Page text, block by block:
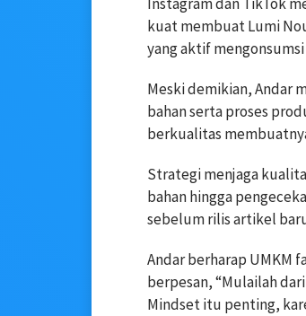
kuat membuat Lumi
yang aktif
Meski demikian, Andar
bahan serta proses
berkualitas
Strategi menjaga
bahan hingga
sebelum rilis artikel
Andar berharap UMKM
berpesan, “Mulailah
Mindset itu penting,